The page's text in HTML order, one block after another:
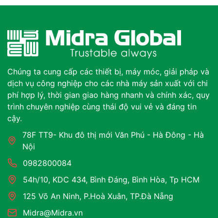
Chúng ta cung cấp các thiết bị, máy móc, giải pháp và
dịch vụ công nghiệp cho các nhà máy sản xuất với chi
phí hợp lý, thời gian giao hàng nhanh và chính xác, quy
trình chuyên nghiệp cùng thái độ vui vẻ và đáng tin
cậy.
78F TT9- Khu đô thị mới Văn Phú - Hà Đông - Hà
Nội
0982800084
54h/10, KDC 434, Bình Đáng, Bình Hòa, Tp HCM
125 Võ An Ninh, P.Hoà Xuân, TP.Đà Nẵng
Midra@Midra.vn